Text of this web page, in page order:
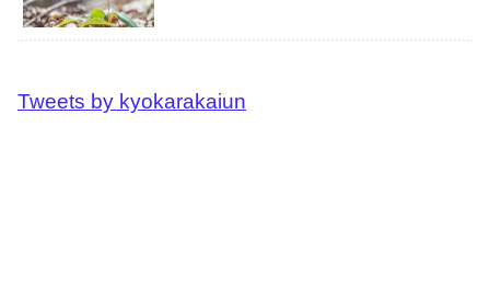
Tweets by kyokarakaiun